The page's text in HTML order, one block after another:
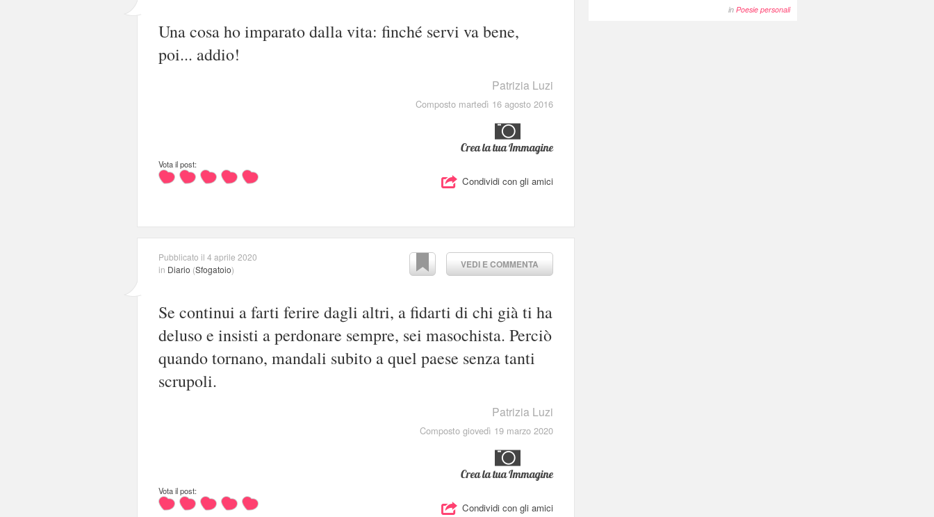
Una cosa ho imparato dalla vita: finché servi va bene,
poi... addio!
Patrizia Luzi
Composto martedì 16 agosto 2016
Crea la tua Immagine
Vota il post:
Condividi con gli amici
VEDI E COMMENTA
Pubblicato il 4 aprile 2020
in Diario (Sfogatoio)
Se continui a farti ferire dagli altri, a fidarti di chi già ti ha
deluso e insisti a perdonare sempre, sei masochista. Perciò
quando tornano, mandali subito a quel paese senza tanti
scrupoli.
Patrizia Luzi
Composto giovedì 19 marzo 2020
Crea la tua Immagine
Vota il post:
Condividi con gli amici
in Poesie personali